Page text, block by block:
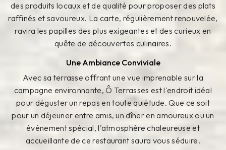
des produits locaux et de qualité pour proposer des plats
raffinés et savoureux. La carte, régulièrement renouvelée,
ravira les papilles des plus exigeantes et des curieux en
quête de découvertes culinaires.
Une Ambiance Conviviale
Avec sa terrasse offrant une vue imprenable sur la
campagne environnante, Ô Terrasses est l'endroit idéal
pour déguster un repas en toute quiétude. Que ce soit
pour un déjeuner entre amis, un dîner en amoureux ou un
événement spécial, l'atmosphère chaleureuse et
accueillante de ce restaurant saura vous séduire.